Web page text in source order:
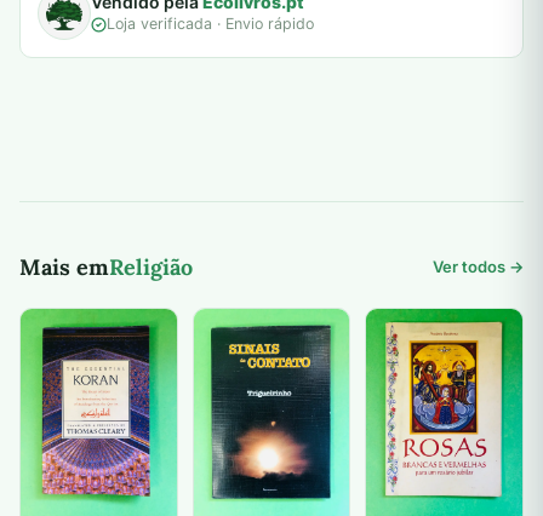
Loja verificada · Envio rápido
Mais emReligião Ver todos →